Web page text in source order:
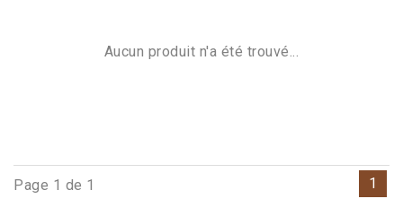
Aucun produit n'a été trouvé...
Page 1 de 1 1